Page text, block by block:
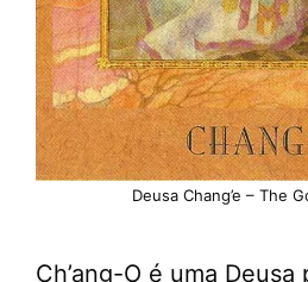
Deusa Chang’e – The
Ch’ang-O é uma